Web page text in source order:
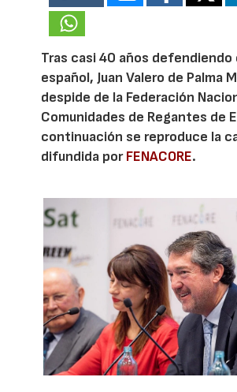
Tras casi 40 años defendiendo
español, Juan Valero de Palma
despide de la Federación
Comunidades de Regantes de
continuación se reproduce la
difundida porFENACORE.